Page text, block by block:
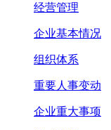
经营管理
企业基本情况
组织体系
重要人事变动
企业重大事项